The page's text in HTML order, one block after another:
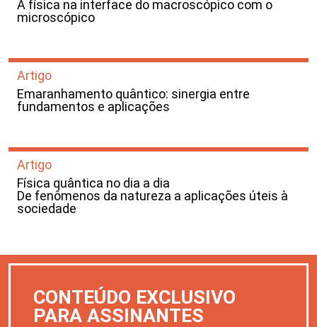
A física na interface do macroscópico com o
microscópico
Artigo
Emaranhamento quântico: sinergia entre
fundamentos e aplicações
Artigo
Física quântica no dia a dia
De fenômenos da natureza a aplicações úteis à
sociedade
CONTEÚDO EXCLUSIVO
PARA ASSINANTES